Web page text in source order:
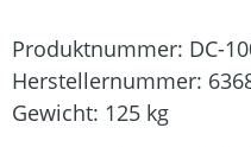
Produktnummer: DC-
Herstellernummer:
Gewicht: 125 kg